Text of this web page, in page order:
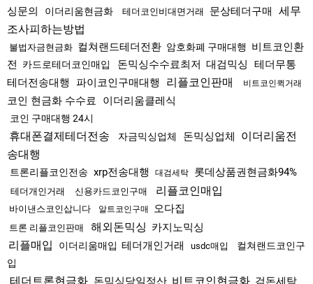
싱문의
이더리움현금화 테더코인비대면거래 문상테더구매
세무
조사피하는방법
불법자금현금화 컬쳐랜드테더전환 암호화폐 구매대행
비트코인환
전
카드로테더코인매입 돈믹싱수수료최저 대검믹싱
테더무통
테더전송대행
파이코인구매대행 리플코인판매 비트코인퀵거래
코인 현금화 수수료 이더리움클레식
코인 구매대행 24시
휴대폰결제테더전송 자금믹싱업체 돈믹싱업체
이더리움전
송대행
트론리플코인전송 xrp전송대행 대검세탁 롯데상품권현금화94%
테더개인거래 신용카드코인구매 리플코인매입
바이낸스코인삽니다 알트코인구매 오다집
트론 리플코인판매 해외돈믹싱 카지노믹싱
리플매입 이더리움매입 테더개인거래 usdc매입
컬쳐랜드코인구
입
테더트론현금화 돈믹싱당일정산 비트코인현금화 검돈세탁